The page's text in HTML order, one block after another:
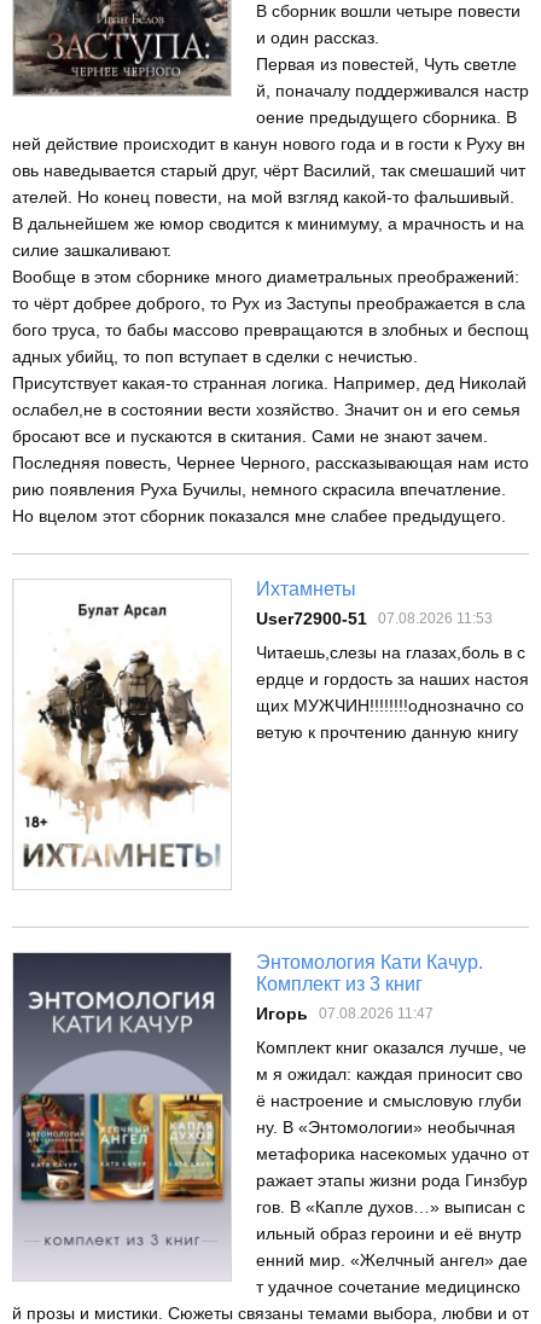
В сборник вошли четыре повести
и один рассказ.
Первая из повестей, Чуть светле
й, поначалу поддерживался настр
оение предыдущего сборника. В
ней действие происходит в канун нового года и в гости к Руху вн
овь наведывается старый друг, чёрт Василий, так смешаший чит
ателей. Но конец повести, на мой взгляд какой-то фальшивый.
В дальнейшем же юмор сводится к минимуму, а мрачность и на
силие зашкаливают.
Вообще в этом сборнике много диаметральных преображений:
то чёрт добрее доброго, то Рух из Заступы преображается в сла
бого труса, то бабы массово превращаются в злобных и беспощ
адных убийц, то поп вступает в сделки с нечистью.
Присутствует какая-то странная логика. Например, дед Николай
ослабел,не в состоянии вести хозяйство. Значит он и его семья
бросают все и пускаются в скитания. Сами не знают зачем.
Последняя повесть, Чернее Черного, рассказывающая нам исто
рию появления Руха Бучилы, немного скрасила впечатление.
Но вцелом этот сборник показался мне слабее предыдущего.
Ихтамнеты
User72900-51 07.08.2026 11:53
Читаешь,слезы на глазах,боль в с
ердце и гордость за наших настоя
щих МУЖЧИН!!!!!!!!однозначно со
ветую к прочтению данную книгу
Энтомология Кати Качур.
Комплект из 3 книг
Игорь 07.08.2026 11:47
Комплект книг оказался лучше, че
м я ожидал: каждая приносит сво
ё настроение и смысловую глуби
ну. В «Энтомологии» необычная
метафорика насекомых удачно от
ражает этапы жизни рода Гинзбур
гов. В «Капле духов…» выписан с
ильный образ героини и её внутр
енний мир. «Желчный ангел» дае
т удачное сочетание медицинско
й прозы и мистики. Сюжеты связаны темами выбора, любви и от